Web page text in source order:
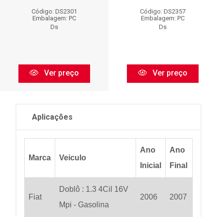
Código: DS2301
Embalagem: PC
Ds
Ver preço
Código: DS2357
Embalagem: PC
Ds
Ver preço
Aplicações
Marca Veiculo
Ano
Inicial
Ano
Final
Fiat
Doblô : 1.3 4Cil 16V
Mpi - Gasolina
2006 2007